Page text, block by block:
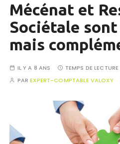
Mécénat et
Sociétale
mais
IL Y A 8 ANS TEMPS DE LECTURE
PAREXPERT-COMPTABLE VALOXY